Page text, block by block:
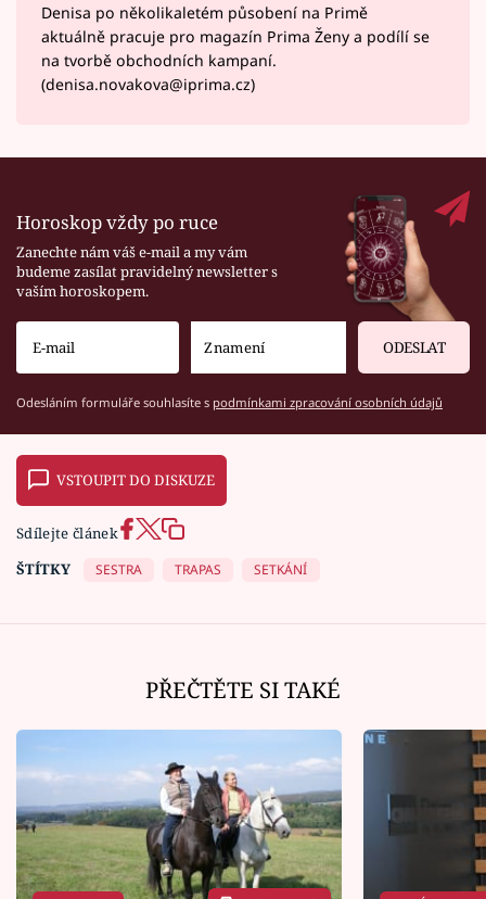
Denisa po několikaletém působení na Primě
aktuálně pracuje pro magazín Prima Ženy a podílí se
na tvorbě obchodních kampaní.
(denisa.novakova@iprima.cz)
Horoskop vždy po ruce
Zanechte nám váš e-mail a my vám
budeme zasílat pravidelný newsletter s
vaším horoskopem.
ODESLAT
Odesláním formuláře souhlasíte s podmínkami zpracování osobních údajů
VSTOUPIT DO DISKUZE
Sdílejte článek
ŠTÍTKY
SESTRA TRAPAS SETKÁNÍ
PŘEČTĚTE SI TAKÉ